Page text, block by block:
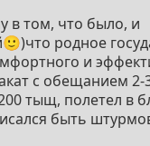
в том, что было, и
родное
и
с обещанием
тыщ, полетел в
быть